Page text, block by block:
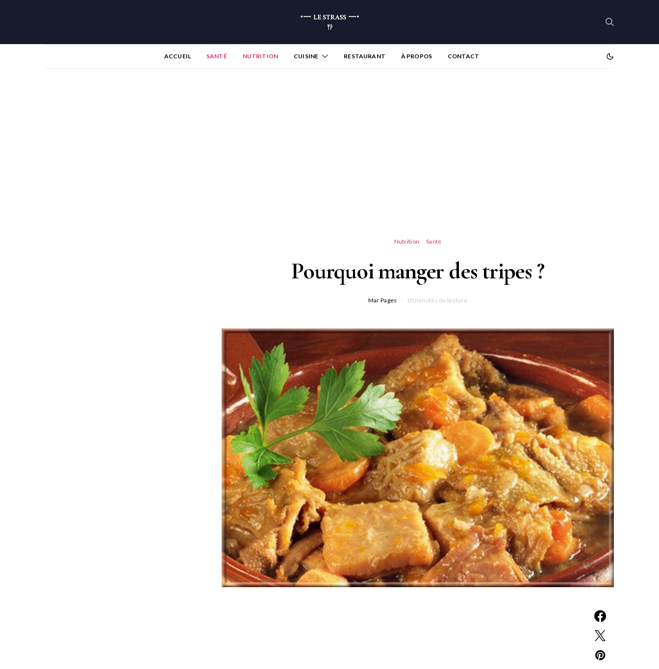
ACCUEIL SANTÉ NUTRITION CUISINE RESTAURANT À PROPOS CONTACT
Nutrition Santé
Pourquoi manger des tripes ?
Mar Pages 10 minutes de lecture